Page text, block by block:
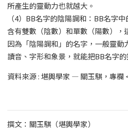
所產生的靈動力也就越大。
（4）BB名字的陰陽調和：BB名字
含有雙數（陰數）和單數（陽數），
因為「陰陽調和」的名字，一般靈動
讀音、字形和象景，就能把BB名字
資料來源 : 堪輿學家 — 關玉騏，專欄
撰文：關玉騏（堪輿學家）